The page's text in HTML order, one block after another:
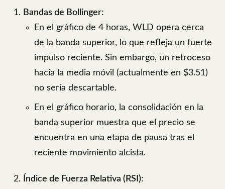
Bandas de Bollinger:
En el gráfico de 4 horas, WLD opera cerca
de la banda superior, lo que refleja un fuerte
impulso reciente. Sin embargo, un retroceso
hacia la media móvil (actualmente en $3.51)
no sería descartable.
En el gráfico horario, la consolidación en la
banda superior muestra que el precio se
encuentra en una etapa de pausa tras el
reciente movimiento alcista.
Índice de Fuerza Relativa (RSI):